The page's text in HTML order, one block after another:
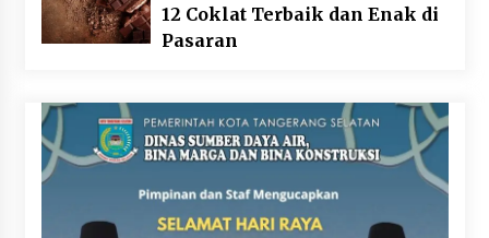
12 Coklat Terbaik dan Enak di
Pasaran